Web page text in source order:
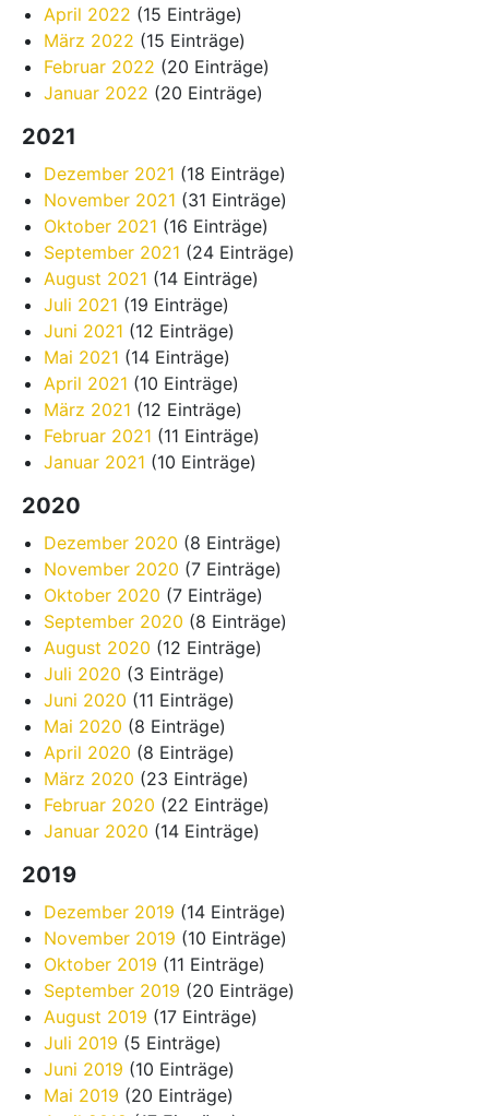
April 2022 (15 Einträge)
März 2022 (15 Einträge)
Februar 2022 (20 Einträge)
Januar 2022 (20 Einträge)
2021
Dezember 2021 (18 Einträge)
November 2021 (31 Einträge)
Oktober 2021 (16 Einträge)
September 2021 (24 Einträge)
August 2021 (14 Einträge)
Juli 2021 (19 Einträge)
Juni 2021 (12 Einträge)
Mai 2021 (14 Einträge)
April 2021 (10 Einträge)
März 2021 (12 Einträge)
Februar 2021 (11 Einträge)
Januar 2021 (10 Einträge)
2020
Dezember 2020 (8 Einträge)
November 2020 (7 Einträge)
Oktober 2020 (7 Einträge)
September 2020 (8 Einträge)
August 2020 (12 Einträge)
Juli 2020 (3 Einträge)
Juni 2020 (11 Einträge)
Mai 2020 (8 Einträge)
April 2020 (8 Einträge)
März 2020 (23 Einträge)
Februar 2020 (22 Einträge)
Januar 2020 (14 Einträge)
2019
Dezember 2019 (14 Einträge)
November 2019 (10 Einträge)
Oktober 2019 (11 Einträge)
September 2019 (20 Einträge)
August 2019 (17 Einträge)
Juli 2019 (5 Einträge)
Juni 2019 (10 Einträge)
Mai 2019 (20 Einträge)